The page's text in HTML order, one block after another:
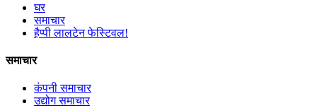
घर
समाचार
हैप्पी लालटेन फेस्टिवल!
समाचार
कंपनी समाचार
उद्योग समाचार